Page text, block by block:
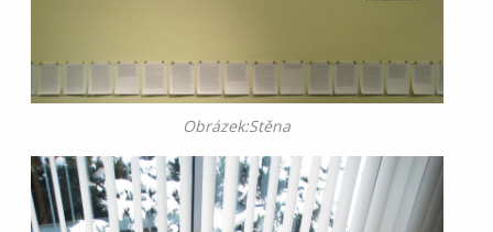
Obrázek:Stěna